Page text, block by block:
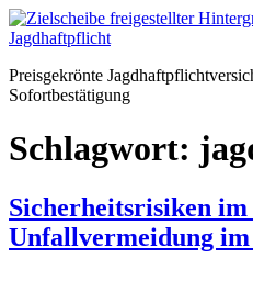
Zum
Inhalt
Preisgekrönte
Sofortbestätigung
Schlagwort:
Sicherheitsrisiken
Unfallvermeidung